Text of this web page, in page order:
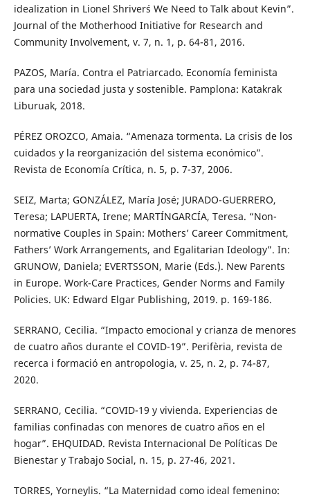
idealization in Lionel Shriver´s We Need to Talk about Kevin”.
Journal of the Motherhood Initiative for Research and
Community Involvement, v. 7, n. 1, p. 64-81, 2016.
PAZOS, María. Contra el Patriarcado. Economía feminista
para una sociedad justa y sostenible. Pamplona: Katakrak
Liburuak, 2018.
PÉREZ OROZCO, Amaia. “Amenaza tormenta. La crisis de los
cuidados y la reorganización del sistema económico”.
Revista de Economía Crítica, n. 5, p. 7-37, 2006.
SEIZ, Marta; GONZÁLEZ, María José; JURADO-GUERRERO,
Teresa; LAPUERTA, Irene; MARTÍNGARCÍA, Teresa. “Non-
normative Couples in Spain: Mothers’ Career Commitment,
Fathers’ Work Arrangements, and Egalitarian Ideology”. In:
GRUNOW, Daniela; EVERTSSON, Marie (Eds.). New Parents
in Europe. Work-Care Practices, Gender Norms and Family
Policies. UK: Edward Elgar Publishing, 2019. p. 169-186.
SERRANO, Cecilia. “Impacto emocional y crianza de menores
de cuatro años durante el COVID-19”. Perifèria, revista de
recerca i formació en antropologia, v. 25, n. 2, p. 74-87,
2020.
SERRANO, Cecilia. “COVID-19 y vivienda. Experiencias de
familias confinadas con menores de cuatro años en el
hogar”. EHQUIDAD. Revista Internacional De Políticas De
Bienestar y Trabajo Social, n. 15, p. 27-46, 2021.
TORRES, Yorneylis. “La Maternidad como ideal femenino: